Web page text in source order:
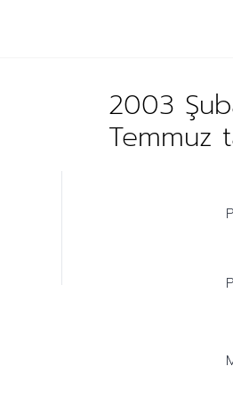
2003
Temmuz